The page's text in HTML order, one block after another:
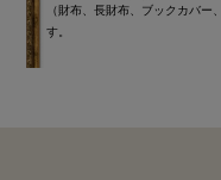
（財布、長財布、ブックカバ
す。